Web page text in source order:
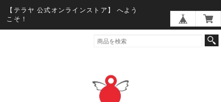
【テラヤ 公式オンラインストア】 へよう
こそ！